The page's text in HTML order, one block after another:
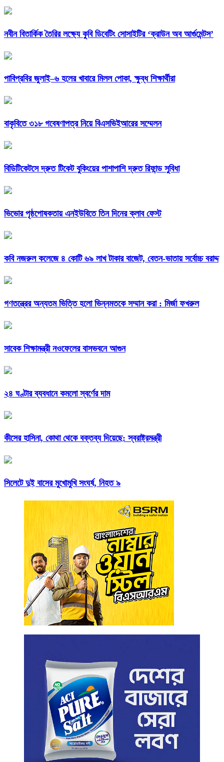
নবীন বিতার্কিক তৈরির লক্ষ্যে কুবি ডিবেটিং সোসাইটির ‘ক্রাউন অব আর্গুমেন্টস’
পাবিপ্রবির জুলাই–৬ হলের খাবারে মিলল পোকা, ক্ষুব্ধ শিক্ষার্থীরা
বাকৃবিতে ৩১৮ গবেষণাপত্র নিয়ে বিএসভিইআরের সম্মেলন
বিডিটিকেটসে দ্রুত টিকেট বুকিংয়ের পাশাপাশি দ্রুত রিফান্ড সুবিধা
ভিভোর পৃষ্ঠপোষকতায় এনইউবিতে তিন দিনের ক্লাব ফেস্ট
কবি নজরুল কলেজে ৪ কোটি ৬৯ লাখ টাকার বাজেট, বেতন-ভাতায় সর্বোচ্চ বরাদ্দ
গণতন্ত্রের অন্যতম ভিত্তি হলো ভিন্নমতকে সম্মান করা : মির্জা ফখরুল
সাবেক শিক্ষামন্ত্রী নওফেলের বাসভবনে আগুন
২৪ ঘণ্টার ব্যবধানে কমলো স্বর্ণের দাম
কীসের হাসিনা, কোথা থেকে বক্তব্য দিয়েছে: স্বরাষ্ট্রমন্ত্রী
সিলেটে দুই বাসের মুখোমুখি সংঘর্ষ, নিহত ৯